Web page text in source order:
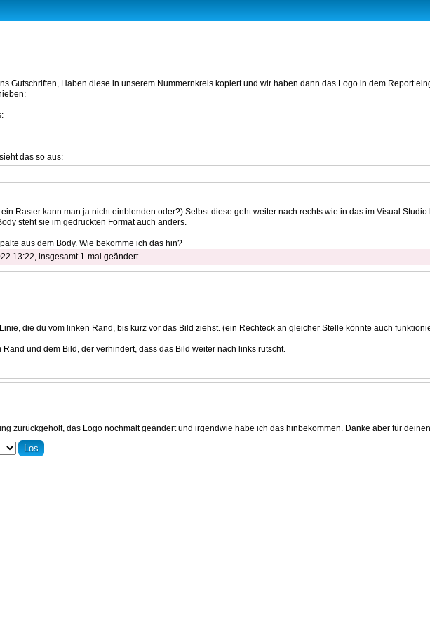
Gutschriften, Haben diese in unserem Nummernkreis kopiert und wir haben dann das Logo in dem Report
das so aus:
Raster kann man ja nicht einblenden oder?) Selbst diese geht weiter nach rechts wie in das im Visual
steht sie im gedruckten Format auch anders.
aus dem Body. Wie bekomme ich das hin?
13:22, insgesamt 1-mal geändert.
die du vom linken Rand, bis kurz vor das Bild ziehst. (ein Rechteck an gleicher Stelle könnte auch
und dem Bild, der verhindert, dass das Bild weiter nach links rutscht.
zurückgeholt, das Logo nochmalt geändert und irgendwie habe ich das hinbekommen. Danke aber für